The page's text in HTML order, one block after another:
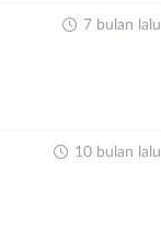
7 bulan lalu
10 bulan lalu